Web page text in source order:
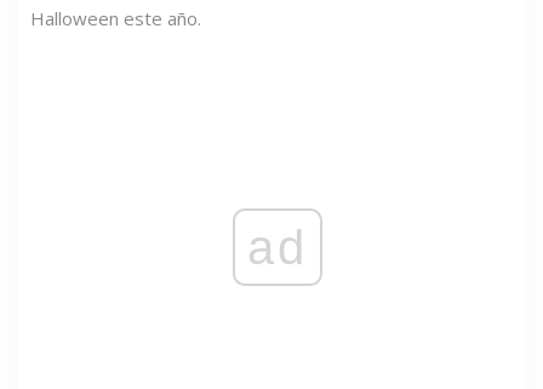
Halloween este año.
ad